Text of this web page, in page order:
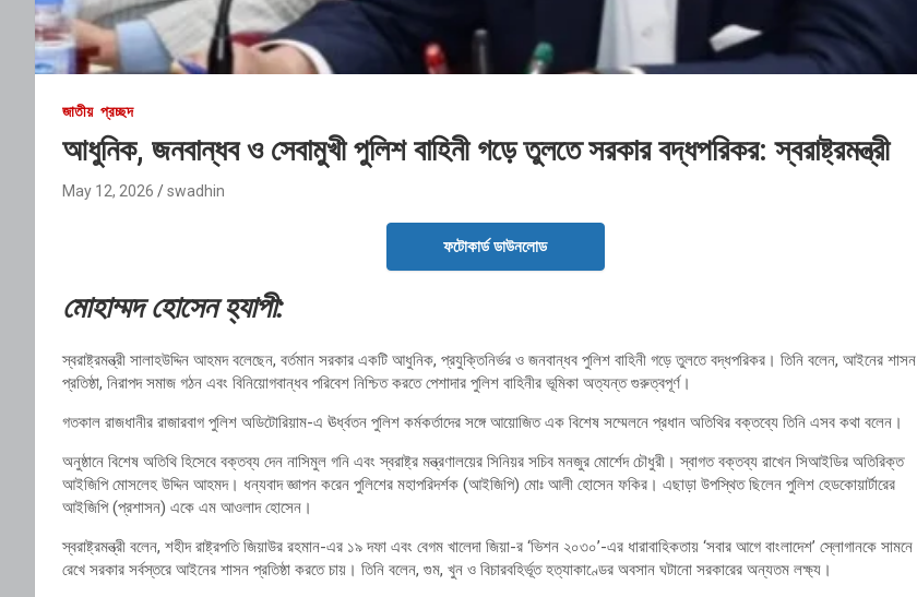
জাতীয় প্রচ্ছদ
আধুনিক, জনবান্ধব ও সেবামুখী পুলিশ বাহিনী গড়ে তুলতে সরকার বদ্ধপরিকর: স্বরাষ্ট্রমন্ত্রী
May 12, 2026 swadhin
ফটোকার্ড ডাউনলোড
মোহাম্মদ হোসেন হ্যাপী:
স্বরাষ্ট্রমন্ত্রী সালাহউদ্দিন আহমদবলেছেন, বর্তমান সরকার একটি আধুনিক, প্রযুক্তিনির্ভর ও জনবান্ধব পুলিশ বাহিনী গড়ে তুলতে বদ্ধপরিকর। তিনি বলেন, আইনের শাসন
প্রতিষ্ঠা, নিরাপদ সমাজ গঠন এবং বিনিয়োগবান্ধব পরিবেশ নিশ্চিত করতে পেশাদার পুলিশ বাহিনীর ভূমিকা অত্যন্ত গুরুত্বপূর্ণ।
গতকাল রাজধানীর রাজারবাগ পুলিশ অডিটোরিয়াম-এ ঊর্ধ্বতন পুলিশ কর্মকর্তাদের সঙ্গে আয়োজিত এক বিশেষ সম্মেলনে প্রধান অতিথির বক্তব্যে তিনি এসব কথা বলেন।
অনুষ্ঠানে বিশেষ অতিথি হিসেবে বক্তব্য দেন নাসিমুল গনি এবং স্বরাষ্ট্র মন্ত্রণালয়ের সিনিয়র সচিব মনজুর মোর্শেদ চৌধুরী । স্বাগত বক্তব্য রাখেন সিআইডির অতিরিক্ত
আইজিপিমোসলেহ উদ্দিন আহমদ। ধন্যবাদ জ্ঞাপন করেন পুলিশের মহাপরিদর্শক (আইজিপি) মোঃ আলী হোসেন ফকির । এছাড়া উপস্থিত ছিলেন পুলিশ হেডকোয়ার্টারের
আইজিপি (প্রশাসন) একে এম আওলাদ হোসেন ।
স্বরাষ্ট্রমন্ত্রী বলেন, শহীদ রাষ্ট্রপতিজিয়াউর রহমান-এর ১৯ দফা এবং বেগম খালেদা জিয়া-র ‘ভিশন ২০৩০’-এর ধারাবাহিকতায় ‘সবার আগে বাংলাদেশ’ স্লোগানকে সামনে
রেখে সরকার সর্বস্তরে আইনের শাসন প্রতিষ্ঠা করতে চায়। তিনি বলেন, গুম, খুন ও বিচারবহির্ভূত হত্যাকাণ্ডের অবসান ঘটানো সরকারের অন্যতম লক্ষ্য।